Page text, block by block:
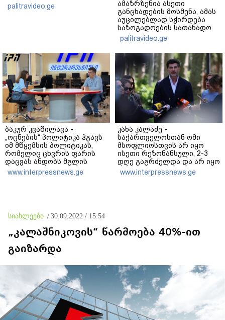
palitravideo.ge
ამაზრზენია ასეთი
განცხადების მოსმენა, ამას
აუცილებლად სჭირდება
საზოგადოების სათანადო
რეაქცია" - ირაკლი
კობახიძე
palitravideo.ge
ბაკურ კვაშილავა -
„ოცნების“ პოლიტიკა ჰგავს
იმ მწყემსის პოლიტიკას,
რომელიც ცხვრის ფარის
დაცვას ანდობს მგლის
კეთილ ნებას, მისი
“მშვიდობა” არის მათრახის
www.interpressnews.ge
კახა კალაძე -
საქართველოსთან ომი
მსოფლიოსთვის არ იყო
ისეთი რეზონანსული, 2-3
დღე გაგრძელდა და არ იყო
საკმარისი, რომ რუსეთისა
და რუსი ხალხის
www.interpressnews.ge
სიახლეები / 30.09.2022 / 15:54
„კალაშნიკოვის“ წარმოება 40%-ით
გაიზარდა